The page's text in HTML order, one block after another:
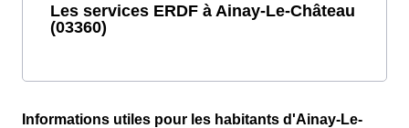
Les services ERDF à Ainay-Le-Château
(03360)
Informations utiles pour les habitants d'Ainay-Le-